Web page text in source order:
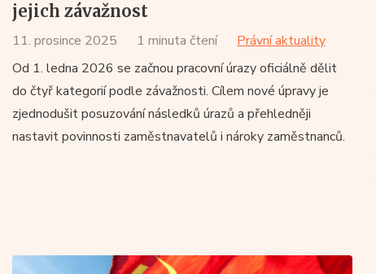
jejich závažnost
11. prosince 2025 1 minuta čtení
Právní aktuality
Od 1. ledna 2026 se začnou pracovní úrazy oficiálně dělit
do čtyř kategorií podle závažnosti. Cílem nové úpravy je
zjednodušit posuzování následků úrazů a přehledněji
nastavit povinnosti zaměstnavatelů i nároky zaměstnanců.